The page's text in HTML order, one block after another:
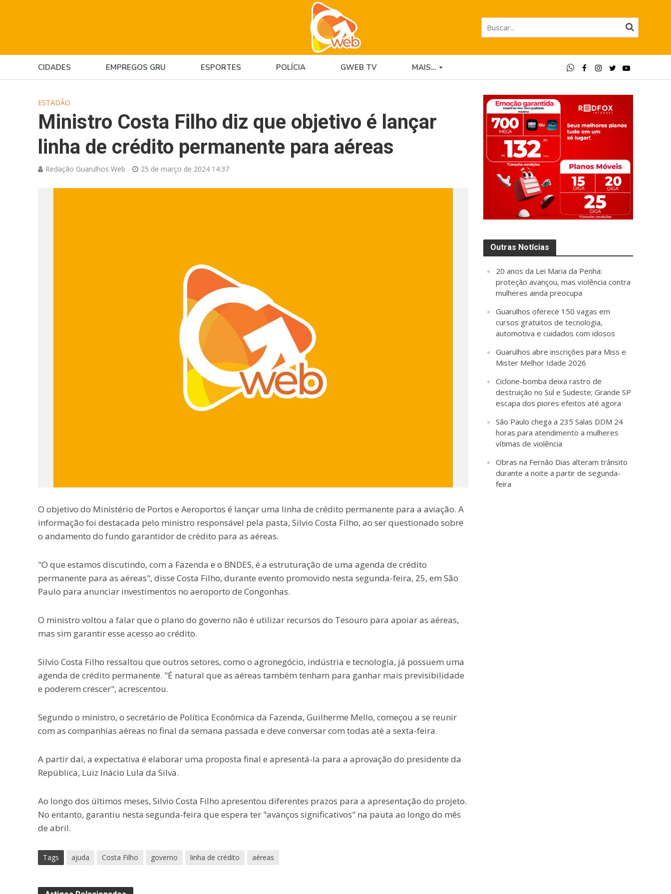
CIDADES EMPREGOS GRU ESPORTES POLÍCIA GWEB TV MAIS…
ESTADÃO
Ministro Costa Filho diz que objetivo é lançar
linha de crédito permanente para aéreas
Redação Guarulhos Web 25 de março de 2024 14:37
O objetivo do Ministério de Portos e Aeroportos é lançar uma linha de crédito permanente para a aviação. A
informação foi destacada pelo ministro responsável pela pasta, Silvio Costa Filho, ao ser questionado sobre
o andamento do fundo garantidor de crédito para as aéreas.
"O que estamos discutindo, com a Fazenda e o BNDES, é a estruturação de uma agenda de crédito
permanente para as aéreas", disse Costa Filho, durante evento promovido nesta segunda-feira, 25, em São
Paulo para anunciar investimentos no aeroporto de Congonhas.
O ministro voltou a falar que o plano do governo não é utilizar recursos do Tesouro para apoiar as aéreas,
mas sim garantir esse acesso ao crédito.
Silvio Costa Filho ressaltou que outros setores, como o agronegócio, indústria e tecnologia, já possuem uma
agenda de crédito permanente. "É natural que as aéreas também tenham para ganhar mais previsibilidade
e poderem crescer", acrescentou.
Segundo o ministro, o secretário de Política Econômica da Fazenda, Guilherme Mello, começou a se reunir
com as companhias aéreas no final da semana passada e deve conversar com todas até a sexta-feira.
A partir daí, a expectativa é elaborar uma proposta final e apresentá-la para a aprovação do presidente da
República, Luiz Inácio Lula da Silva.
Ao longo dos últimos meses, Silvio Costa Filho apresentou diferentes prazos para a apresentação do projeto.
No entanto, garantiu nesta segunda-feira que espera ter "avanços significativos" na pauta ao longo do mês
de abril.
Tags ajuda Costa Filho governo linha de crédito aéreas
Outras Notícias
20 anos da Lei Maria da Penha:
proteção avançou, mas violência contra
mulheres ainda preocupa
Guarulhos oferece 150 vagas em
cursos gratuitos de tecnologia,
automotiva e cuidados com idosos
Guarulhos abre inscrições para Miss e
Mister Melhor Idade 2026
Ciclone-bomba deixa rastro de
destruição no Sul e Sudeste; Grande SP
escapa dos piores efeitos até agora
São Paulo chega a 235 Salas DDM 24
horas para atendimento a mulheres
vítimas de violência
Obras na Fernão Dias alteram trânsito
durante a noite a partir de segunda-
feira